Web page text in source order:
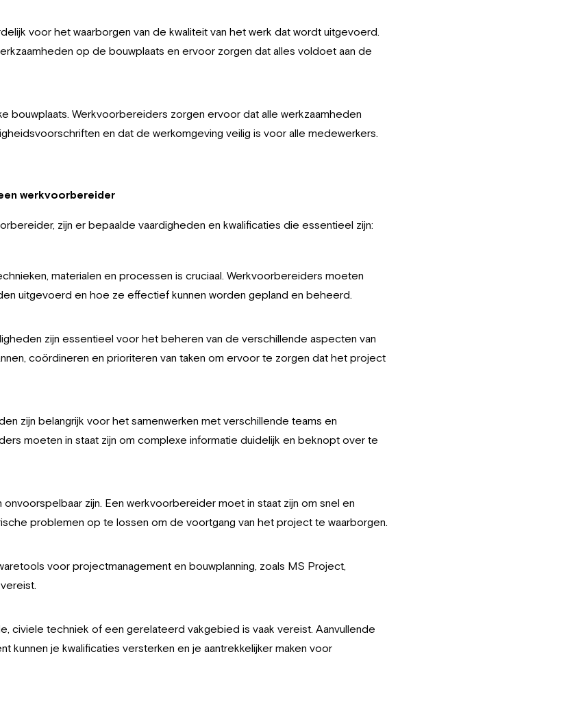
voor het waarborgen van de kwaliteit van het werk dat wordt uitgevoerd.
op de bouwplaats en ervoor zorgen dat alles voldoet aan de
bouwplaats. Werkvoorbereiders zorgen ervoor dat alle werkzaamheden
en dat de werkomgeving veilig is voor alle medewerkers.
werkvoorbereider
zijn er bepaalde vaardigheden en kwalificaties die essentieel zijn:
materialen en processen is cruciaal. Werkvoorbereiders moeten
uitgevoerd en hoe ze effectief kunnen worden gepland en beheerd.
zijn essentieel voor het beheren van de verschillende aspecten van
coördineren en prioriteren van taken om ervoor te zorgen dat het project
zijn belangrijk voor het samenwerken met verschillende teams en
moeten in staat zijn om complexe informatie duidelijk en beknopt over te
zijn. Een werkvoorbereider moet in staat zijn om snel en
problemen op te lossen om de voortgang van het project te waarborgen.
voor projectmanagement en bouwplanning, zoals MS Project,
civiele techniek of een gerelateerd vakgebied is vaak vereist. Aanvullende
kunnen je kwalificaties versterken en je aantrekkelijker maken voor